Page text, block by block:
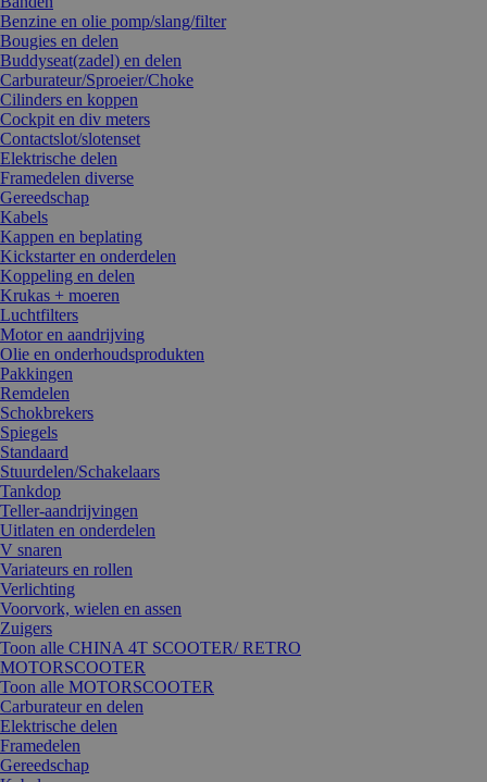
Benzine en olie pomp/slang/filter
Bougies en delen
Buddyseat(zadel) en delen
Carburateur/Sproeier/Choke
Cilinders en koppen
Cockpit en div meters
Contactslot/slotenset
Elektrische delen
Framedelen diverse
Gereedschap
Kabels
Kappen en beplating
Kickstarter en onderdelen
Koppeling en delen
Krukas + moeren
Luchtfilters
Motor en aandrijving
Olie en onderhoudsprodukten
Pakkingen
Remdelen
Schokbrekers
Spiegels
Standaard
Stuurdelen/Schakelaars
Tankdop
Teller-aandrijvingen
Uitlaten en onderdelen
V snaren
Variateurs en rollen
Verlichting
Voorvork, wielen en assen
Zuigers
Toon alle CHINA 4T SCOOTER/ RETRO
MOTORSCOOTER
Toon alle MOTORSCOOTER
Carburateur en delen
Elektrische delen
Framedelen
Gereedschap